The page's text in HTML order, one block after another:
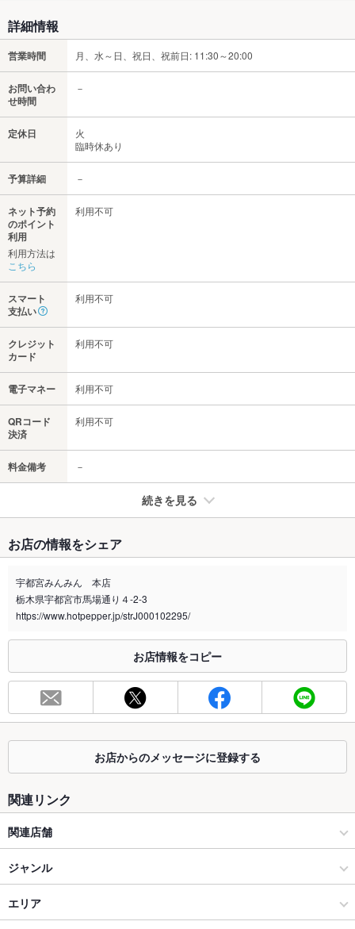
詳細情報
営業時間 月、水～日、祝日、祝前日: 11:30～20:00
お問い合わ
せ時間
－
定休日
火
臨時休あり
予算詳細 －
ネット予約
のポイント
利用
利用方法は
こちら
利用不可
スマート
支払い
利用不可
クレジット
カード
利用不可
電子マネー 利用不可
QRコード
決済
利用不可
料金備考 －
続きを見る
禁煙・喫煙 未確認
※2020年4月1日～受動喫煙対策に関する法律が施行されています。正しい情報はお店へお問い
合わせください。
お席
最大宴会収
37人
掘りごたつ
カウンター
ソファー
お店の情報をシェア
宇都宮みんみん 本店
栃木県宇都宮市馬場通り４-2-3
https://www.hotpepper.jp/strJ000102295/
お店情報をコピー
お店からのメッセージに登録する
関連リンク
関連店舗
宇都宮みんみん
ジャンル
中華
エリア